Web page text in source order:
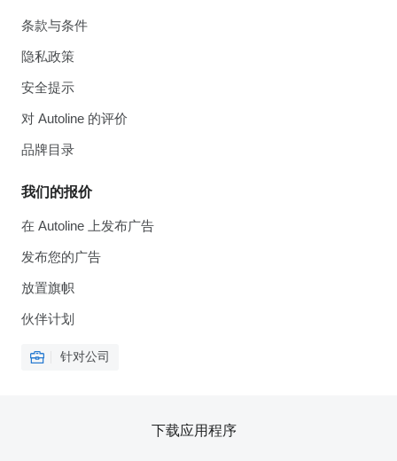
条款与条件
隐私政策
安全提示
对 Autoline 的评价
品牌目录
我们的报价
在 Autoline 上发布广告
发布您的广告
放置旗帜
伙伴计划
针对公司
下载应用程序